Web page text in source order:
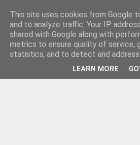
This site uses cookies from Google
and to analyze traffic. Your IP
shared with Google along with
metrics to ensure quality of service,
statistics, and to detect and address
LEARN MORE